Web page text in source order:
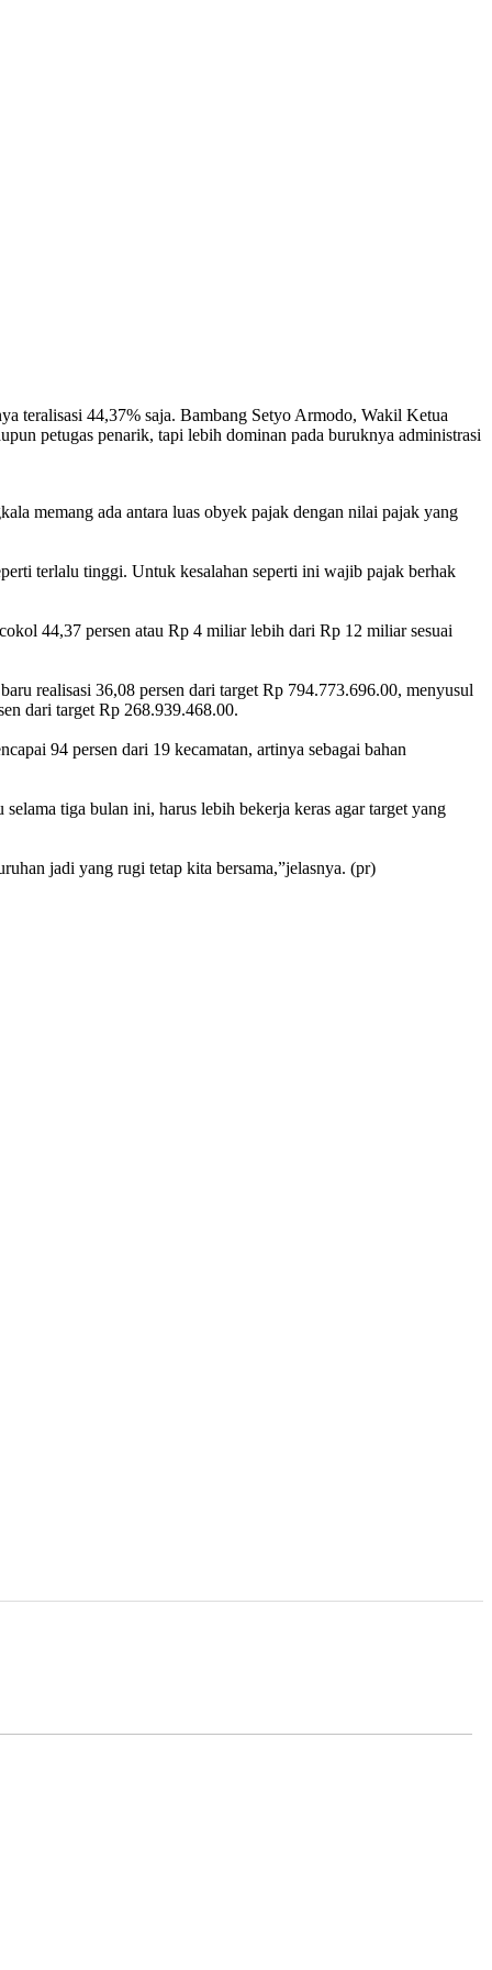
teralisasi 44,37% saja. Bambang Setyo Armodo, Wakil Ketua
petugas penarik, tapi lebih dominan pada buruknya administrasi
memang ada antara luas obyek pajak dengan nilai pajak yang
terlalu tinggi. Untuk kesalahan seperti ini wajib pajak berhak
44,37 persen atau Rp 4 miliar lebih dari Rp 12 miliar sesuai
realisasi 36,08 persen dari target Rp 794.773.696.00, menyusul
dari target Rp 268.939.468.00.
94 persen dari 19 kecamatan, artinya sebagai bahan
tiga bulan ini, harus lebih bekerja keras agar target yang
jadi yang rugi tetap kita bersama,”jelasnya. (pr)